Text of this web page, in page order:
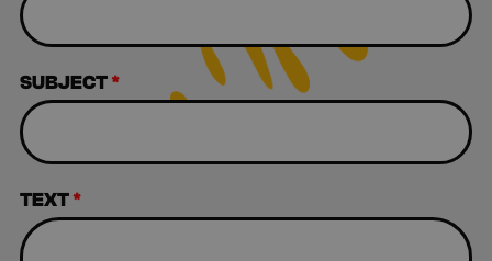
SUBJECT*
TEXT*